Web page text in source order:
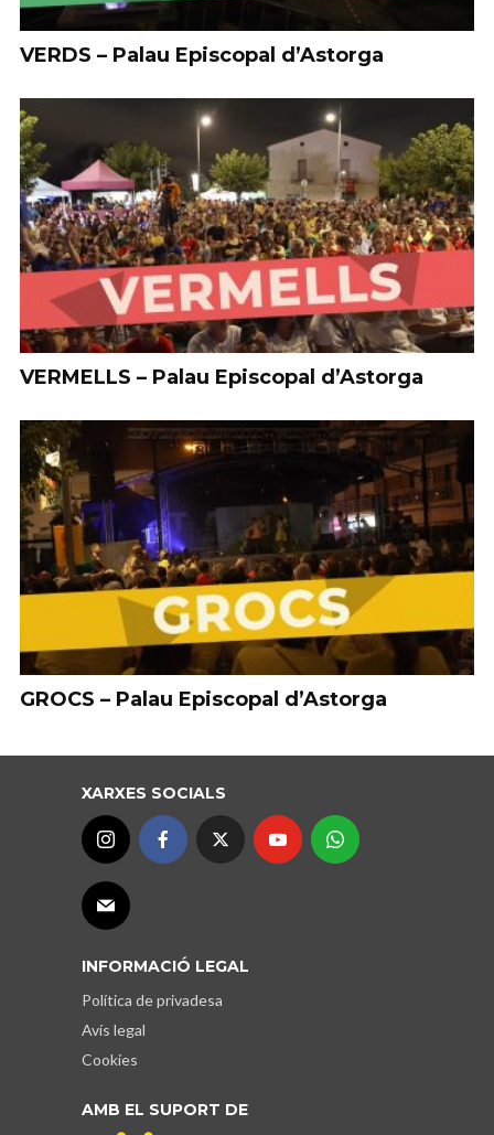
VERDS – Palau Episcopal d’Astorga
VERMELLS – Palau Episcopal d’Astorga
GROCS – Palau Episcopal d’Astorga
XARXES SOCIALS
INFORMACIÓ LEGAL
Política de privadesa
Avís legal
Cookies
AMB EL SUPORT DE